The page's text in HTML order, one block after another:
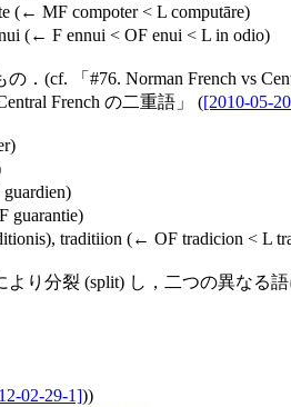
(← MF compoter < L computāre)
(← F ennui < OF enui < L in odio)
(cf. 「#76. Norman French vs
French の二重語」 ([2010-05-
guarantie)
traditiion (← OF tradicion < L
り分裂 (split) し，二つの異なる
02-29-1]))